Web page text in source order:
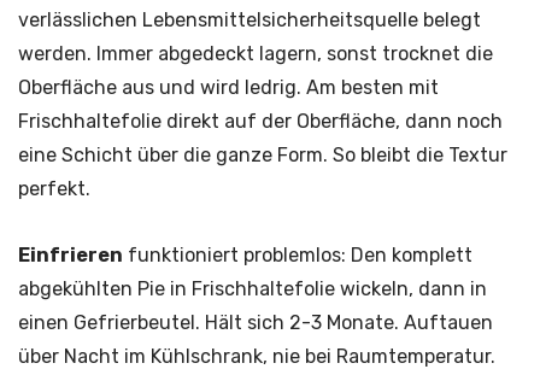
verlässlichen Lebensmittelsicherheitsquelle belegt
werden. Immer abgedeckt lagern, sonst trocknet die
Oberfläche aus und wird ledrig. Am besten mit
Frischhaltefolie direkt auf der Oberfläche, dann noch
eine Schicht über die ganze Form. So bleibt die Textur
perfekt.
Einfrieren funktioniert problemlos: Den komplett
abgekühlten Pie in Frischhaltefolie wickeln, dann in
einen Gefrierbeutel. Hält sich 2-3 Monate. Auftauen
über Nacht im Kühlschrank, nie bei Raumtemperatur.